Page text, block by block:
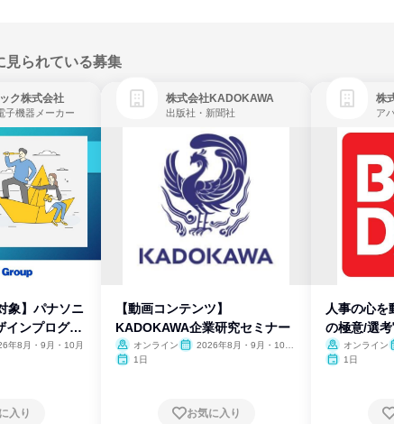
見られている募集
ク株式会社
子機器メーカー
象】パナソニ
インプログラ
年8月・9月・10月
入り
株式会社KADOKAWA
出版社・新聞社
【動画コンテンツ】
KADOKAWA企業研究セミナー
オンライン
2026年8月・9月・10
1日
お気に入り
株
人事の心を
の極意/選
開
オンライン
1日